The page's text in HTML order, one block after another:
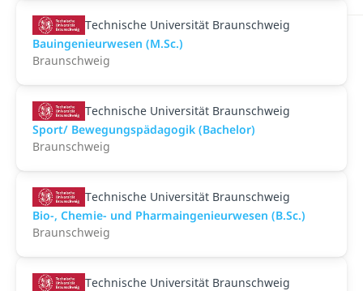
Technische Universität Braunschweig
Bauingenieurwesen (M.Sc.)
Braunschweig
Technische Universität Braunschweig
Sport/ Bewegungspädagogik (Bachelor)
Braunschweig
Technische Universität Braunschweig
Bio-, Chemie- und Pharmaingenieurwesen (B.Sc.)
Braunschweig
Technische Universität Braunschweig